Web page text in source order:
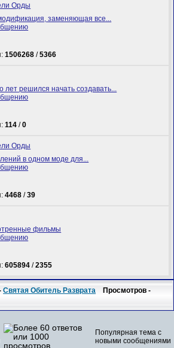
Орды
заменяющая все...
1506268 /5366
лет решился начать создавать...
114 /0
Орды
в одном моде для...
4468 /39
фильмы
605894 /2355
Святая Обитель Разврата Просмотров -
Популярная тема с
новыми сообщениями